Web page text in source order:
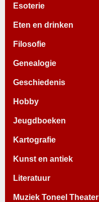
Esoterie
Eten en drinken
Filosofie
Genealogie
Geschiedenis
Hobby
Jeugdboeken
Kartografie
Kunst en antiek
Literatuur
Muziek Toneel Theater